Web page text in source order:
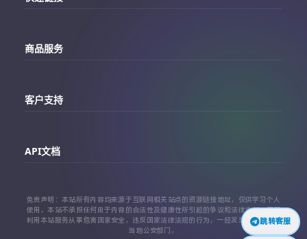
跳转客服
订单查询
商品服务
Facebook账号购买
TikTok账号购买
客户支持
API文档
API 接口文档
代理对接文档
免责声明：本站所有内容均来源于互联网相关站点的资源链接地址，仅供学习个人
使用，本站不承担任何由于内容的合法性及健康性所引起的争议和法律责任。严禁
利用本站服务从事危害国家安全，违反国家法律法规的行为，一经发现，立即上报
当地公安部门。